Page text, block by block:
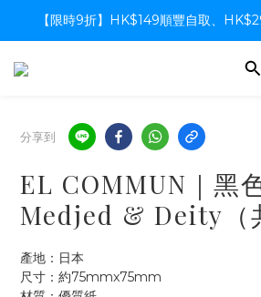
【限時9折】HK$149順豐自取、
【限時9折】HK$149順豐自取、
支付系統升級中，暫停信用卡支付至8
分享到
EL COMMUN｜黑
Medjed & Deity（
產地：日本
尺寸：約75mmx75mm